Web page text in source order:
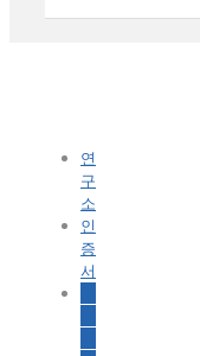
연
구
소
인
증
서